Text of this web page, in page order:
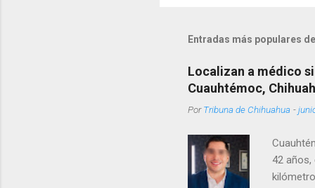
Entradas más populares
Localizan a médico
Cuauhtémoc,
PorTribuna de Chihuahua -
42 años,